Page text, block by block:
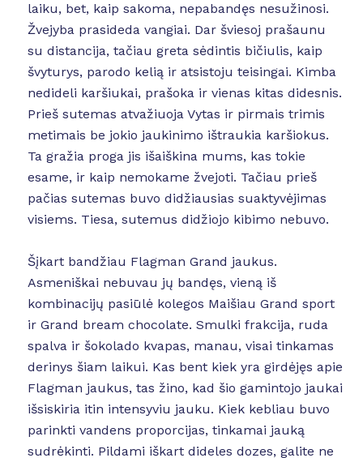
laiku, bet, kaip sakoma, nepabandęs nesužinosi.
Žvejyba prasideda vangiai. Dar šviesoj prašaunu
su distancija, tačiau greta sėdintis bičiulis, kaip
švyturys, parodo kelią ir atsistoju teisingai. Kimba
nedideli karšiukai, prašoka ir vienas kitas didesnis.
Prieš sutemas atvažiuoja Vytas ir pirmais trimis
metimais be jokio jaukinimo ištraukia karšiokus.
Ta gražia proga jis išaiškina mums, kas tokie
esame, ir kaip nemokame žvejoti. Tačiau prieš
pačias sutemas buvo didžiausias suaktyvėjimas
visiems. Tiesa, sutemus didžiojo kibimo nebuvo.
Šįkart bandžiau Flagman Grand jaukus.
Asmeniškai nebuvau jų bandęs, vieną iš
kombinacijų pasiūlė kolegos Maišiau Grand sport
ir Grand bream chocolate. Smulki frakcija, ruda
spalva ir šokolado kvapas, manau, visai tinkamas
derinys šiam laikui. Kas bent kiek yra girdėjęs apie
Flagman jaukus, tas žino, kad šio gamintojo jaukai
išsiskiria itin intensyviu jauku. Kiek kebliau buvo
parinkti vandens proporcijas, tinkamai jauką
sudrėkinti. Pildami iškart dideles dozes, galite ne